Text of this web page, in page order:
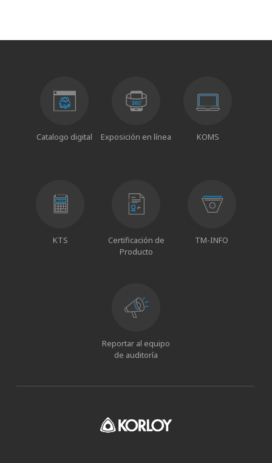
Catalogo digital Exposición en línea KOMS
KTS
Certificación de
Producto
TM-INFO
Reportar al equipo
de auditoría